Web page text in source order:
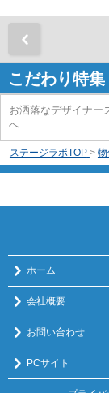
こだわり特集
お洒落なデザイナー
へ
ステージラボTOP >
ホーム
会社概要
お問い合わせ
PCサイト